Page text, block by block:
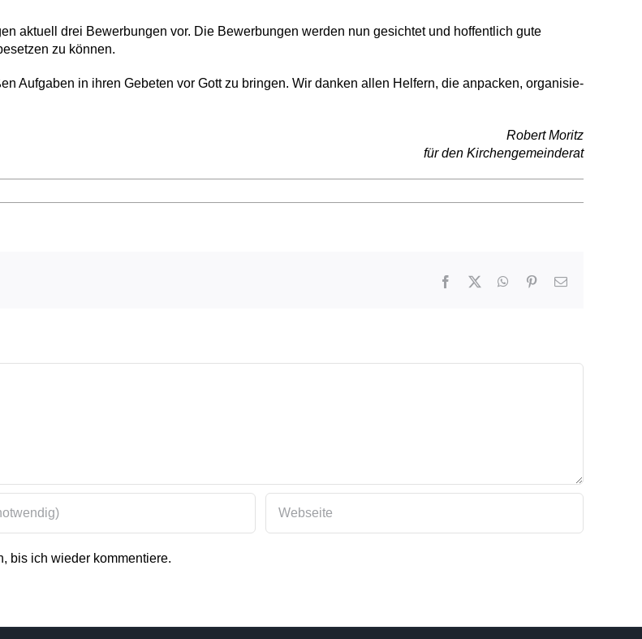
aktuell drei Be­werbungen vor. Die Be­werbungen werden nun gesichtet und hoffentlich gute
zu können.
Aufgaben in ihren Gebe­ten vor Gott zu bringen. Wir danken allen Helfern, die anpacken, organisie­
Robert Moritz
für den Kirchengemeinderat
Facebook WhatsApp
Pinterest
E-
bis ich wieder kommentiere.